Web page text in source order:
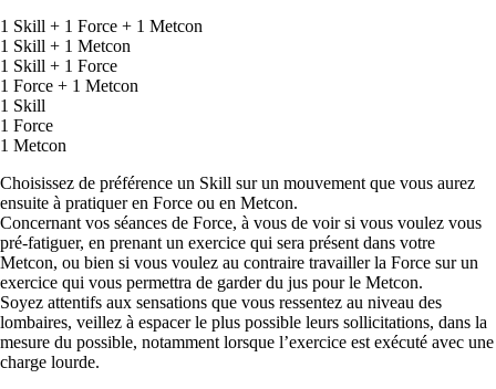
1 Skill + 1 Force + 1 Metcon
1 Skill + 1 Metcon
1 Skill + 1 Force
1 Force + 1 Metcon
1 Skill
1 Force
1 Metcon
Choisissez de préférence un Skill sur un mouvement que vous aurez
ensuite à pratiquer en Force ou en Metcon.
Concernant vos séances de Force, à vous de voir si vous voulez vous
pré-fatiguer, en prenant un exercice qui sera présent dans votre
Metcon, ou bien si vous voulez au contraire travailler la Force sur un
exercice qui vous permettra de garder du jus pour le Metcon.
Soyez attentifs aux sensations que vous ressentez au niveau des
lombaires, veillez à espacer le plus possible leurs sollicitations, dans la
mesure du possible, notamment lorsque l’exercice est exécuté avec une
charge lourde.